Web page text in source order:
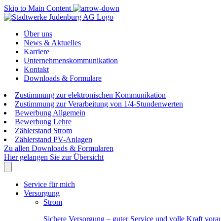
Skip to Main Content
Über uns
News & Aktuelles
Karriere
Unternehmenskommunikation
Kontakt
Downloads & Formulare
Zustimmung zur elektronischen Kommunikation
Zustimmung zur Verarbeitung von 1/4-Stundenwerten
Bewerbung Allgemein
Bewerbung Lehre
Zählerstand Strom
Zählerstand PV-Anlagen
Zu allen Downloads & Formularen
Hier gelangen Sie zur Übersicht
Service für mich
Versorgung
Strom
Sichere Versorgung – guter Service und volle Kraft